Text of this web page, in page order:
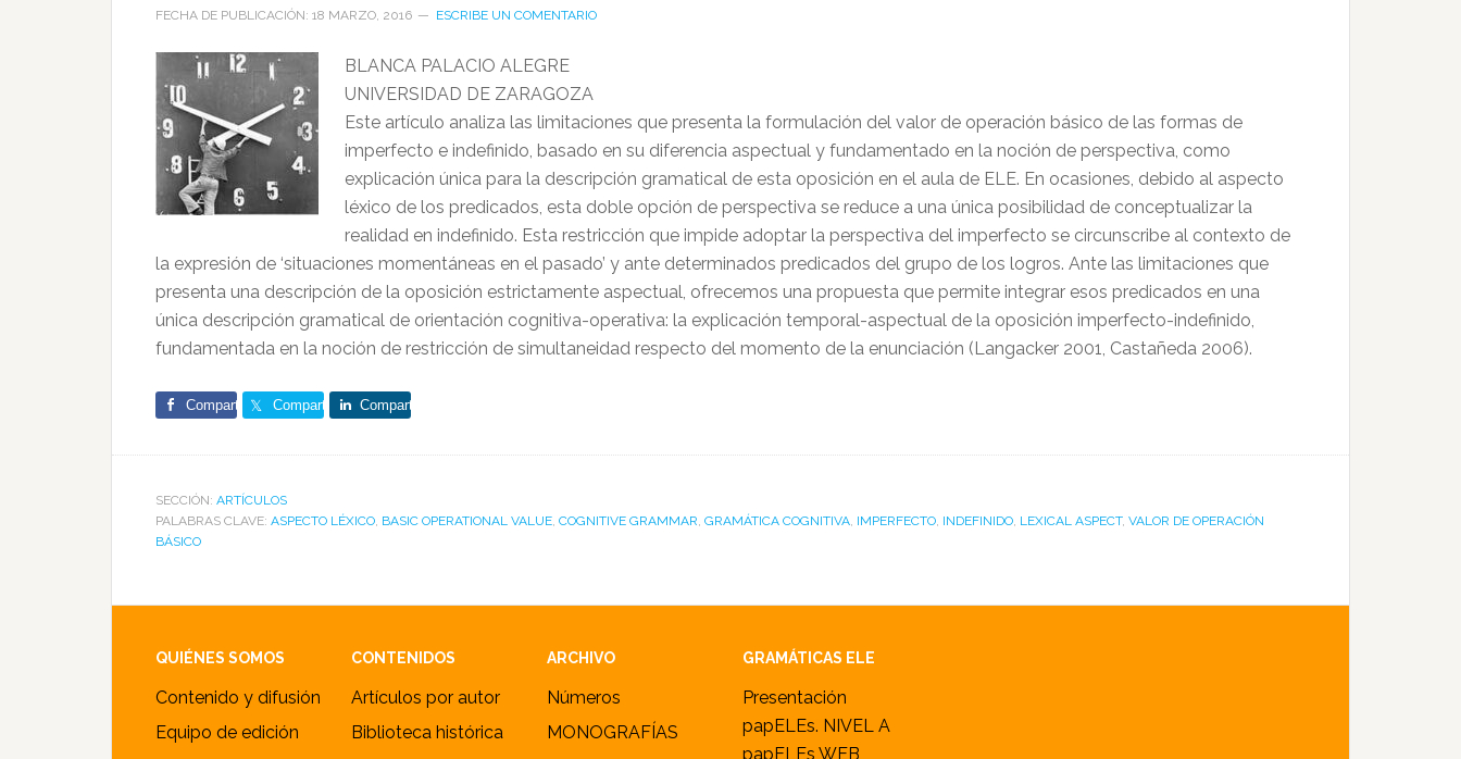
FECHA DE PUBLICACIÓN: 18 MARZO, 2016 ESCRIBE UN COMENTARIO
BLANCA PALACIO ALEGRE
UNIVERSIDAD DE ZARAGOZA
Este artículo analiza las limitaciones que presenta la formulación del valor de operación básico de las formas de
imperfecto e indefinido, basado en su diferencia aspectual y fundamentado en la noción de perspectiva, como
explicación única para la descripción gramatical de esta oposición en el aula de ELE. En ocasiones, debido al aspecto
léxico de los predicados, esta doble opción de perspectiva se reduce a una única posibilidad de conceptualizar la
realidad en indefinido. Esta restricción que impide adoptar la perspectiva del imperfecto se circunscribe al contexto de
la expresión de ‘situaciones momentáneas en el pasado’ y ante determinados predicados del grupo de los logros. Ante las limitaciones que
presenta una descripción de la oposición estrictamente aspectual, ofrecemos una propuesta que permite integrar esos predicados en una
única descripción gramatical de orientación cognitiva-operativa: la explicación temporal-aspectual de la oposición imperfecto-indefinido,
fundamentada en la noción de restricción de simultaneidad respecto del momento de la enunciación (Langacker 2001, Castañeda 2006).
Comparte Comparte Comparte
SECCIÓN: ARTÍCULOS
PALABRAS CLAVE: ASPECTO LÉXICO, BASIC OPERATIONAL VALUE, COGNITIVE GRAMMAR, GRAMÁTICA COGNITIVA, IMPERFECTO, INDEFINIDO, LEXICAL ASPECT, VALOR DE OPERACIÓN
BÁSICO
Footer
QUIÉNES SOMOS
Contenido y difusión
Equipo de edición
CONTENIDOS
Artículos por autor
Biblioteca histórica
ARCHIVO
Números
MONOGRAFÍAS
GRAMÁTICAS ELE
Presentación
papELEs. NIVEL A
papELEs WEB